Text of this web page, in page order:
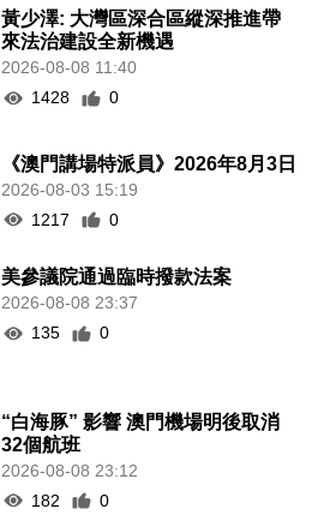
黃少澤: 大灣區深合區縱深推進帶
來法治建設全新機遇
2026-08-08 11:40
1428
0
《澳門講場特派員》2026年8月3日
2026-08-03 15:19
1217
0
美參議院通過臨時撥款法案
2026-08-08 23:37
135
0
“白海豚” 影響 澳門機場明後取消
32個航班
2026-08-08 23:12
182
0